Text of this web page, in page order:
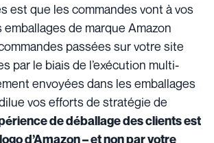
est que les commandes vont à vos
de marque Amazon
passées sur votre site
par le biais de l’exécution multi-
envoyées dans les emballages
vos efforts de stratégie de
de déballage des clients est
d’Amazon – et non par votre